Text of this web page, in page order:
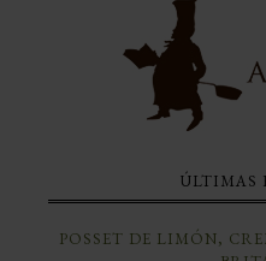
ÚLTIMAS
POSSET DE LIMÓN,